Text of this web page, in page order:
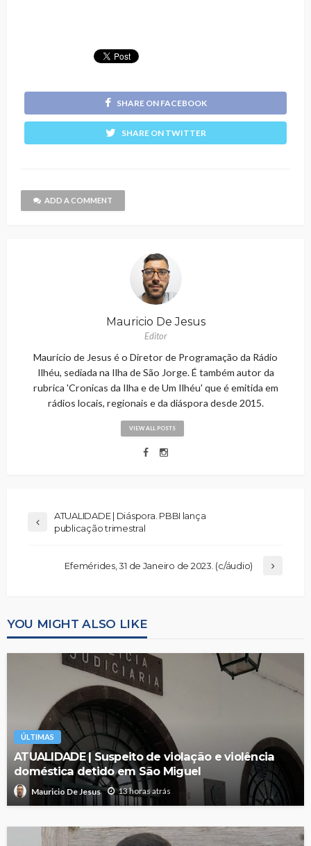
SHARE ON FACEBOOK
SHARE ON TWITTER
ADD A COMMENT
Mauricio De Jesus
Editor
Maurício de Jesus é o Diretor de Programação da Rádio
Ilhéu, sediada na Ilha de São Jorge. É também autor da
rubrica 'Cronicas da Ilha e de Um Ilhéu' que é emitida em
rádios locais, regionais e da diáspora desde 2015.
VIEW ALL POSTS
ATUALIDADE | Diáspora. PBBI lança
publicação trimestral
Efemérides, 31 de Janeiro de 2023. (c/áudio)
YOU MIGHT ALSO LIKE
ÚLTIMAS
ATUALIDADE | Suspeito de violação e violência
doméstica detido em São Miguel
Mauricio De Jesus 13 horas atrás